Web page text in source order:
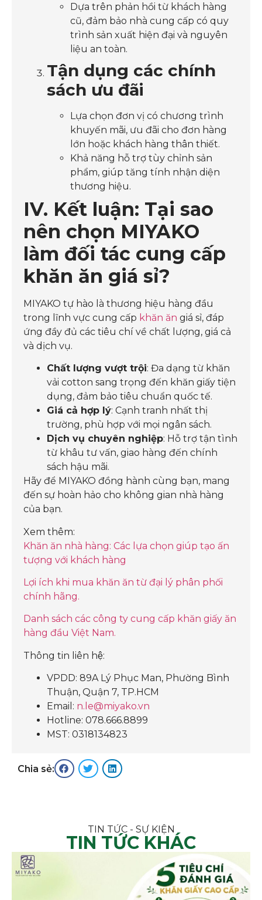
Dựa trên phản hồi từ khách hàng
cũ, đảm bảo nhà cung cấp có quy
trình sản xuất hiện đại và nguyên
liệu an toàn.
Tận dụng các chính
sách ưu đãi
Lựa chọn đơn vị có chương trình
khuyến mãi, ưu đãi cho đơn hàng
lớn hoặc khách hàng thân thiết.
Khả năng hỗ trợ tùy chỉnh sản
phẩm, giúp tăng tính nhận diện
thương hiệu.
IV. Kết luận: Tại sao
nên chọn MIYAKO
làm đối tác cung cấp
khăn ăn giá sỉ?
MIYAKO tự hào là thương hiệu hàng đầu
trong lĩnh vực cung cấp khăn ăn giá sỉ, đáp
ứng đầy đủ các tiêu chí về chất lượng, giá cả
và dịch vụ.
Chất lượng vượt trội: Đa dạng từ khăn
vải cotton sang trọng đến khăn giấy tiện
dụng, đảm bảo tiêu chuẩn quốc tế.
Giá cả hợp lý: Cạnh tranh nhất thị
trường, phù hợp với mọi ngân sách.
Dịch vụ chuyên nghiệp: Hỗ trợ tận tình
từ khâu tư vấn, giao hàng đến chính
sách hậu mãi.
Hãy để MIYAKO đồng hành cùng bạn, mang
đến sự hoàn hảo cho không gian nhà hàng
của bạn.
Xem thêm:
Khăn ăn nhà hàng: Các lựa chọn giúp tạo ấn
tượng với khách hàng
Lợi ích khi mua khăn ăn từ đại lý phân phối
chính hãng.
Danh sách các công ty cung cấp khăn giấy ăn
hàng đầu Việt Nam.
Thông tin liên hệ:
VPDD: 89A Lý Phục Man, Phường Bình
Thuận, Quận 7, TP.HCM
Email: n.le@miyako.vn
Hotline: 078.666.8899
MST: 0318134823
Chia sẻ:
TIN TỨC - SỰ KIỆN
TIN TỨC KHÁC